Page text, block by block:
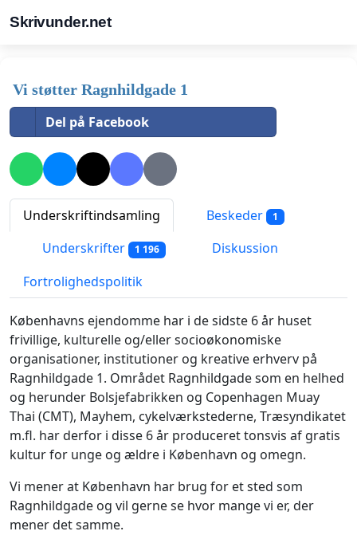
Skrivunder.net
Vi støtter Ragnhildgade 1
Del på Facebook
Underskriftindsamling Beskeder 1
Underskrifter 1 196
Diskussion
Fortrolighedspolitik
Københavns ejendomme har i de sidste 6 år huset
frivillige, kulturelle og/eller socioøkonomiske
organisationer, institutioner og kreative erhverv på
Ragnhildgade 1. Området Ragnhildgade som en helhed
og herunder Bolsjefabrikken og Copenhagen Muay
Thai (CMT), Mayhem, cykelværkstederne, Træsyndikatet
m.fl. har derfor i disse 6 år produceret tonsvis af gratis
kultur for unge og ældre i København og omegn.
Vi mener at København har brug for et sted som
Ragnhildgade og vil gerne se hvor mange vi er, der
mener det samme.